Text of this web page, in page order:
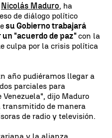
Nicolás Maduro, ha
de diálogo político
su Gobierno trabajará
"acuerdo de paz"con la
culpa por la crisis política
año pudiéramos llegar a
parciales para
dijo Maduro
de manera
de radio y televisión.
y la alianza